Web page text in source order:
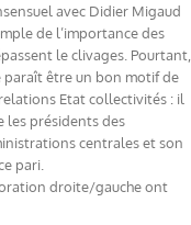
avec Didier Migaud
de l’importance des
le clivages. Pourtant,
paraît être un bon motif de
Etat collectivités : il
les présidents des
centrales et son
pari.
droite/gauche ont